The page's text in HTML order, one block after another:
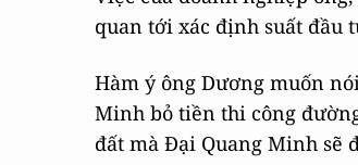
quan tới xác định suất đầu
Hàm ý ông Dương muốn
Minh bỏ tiền thi công
đất mà Đại Quang Minh sẽ